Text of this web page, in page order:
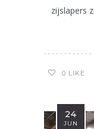
zijslapers
0 LIKE
24
JUN